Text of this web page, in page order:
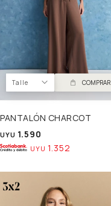
Talle COMPRAR
PANTALÓN CHARCOT
UYU 1.590
UYU 1.352